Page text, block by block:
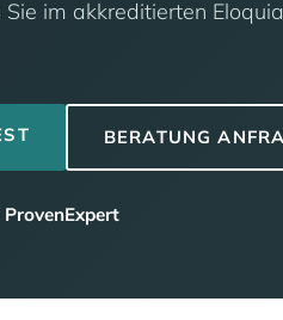
im akkreditierten
BERATUNG
ProvenExpert